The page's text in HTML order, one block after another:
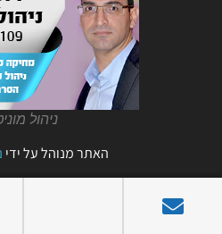
ניהול
האתר מנוהל על ידי